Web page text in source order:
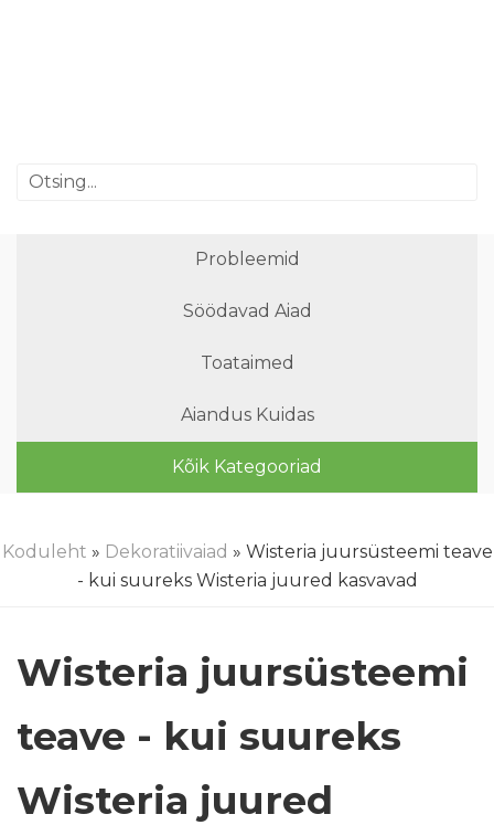
Probleemid
Söödavad Aiad
Toataimed
Aiandus Kuidas
Kõik Kategooriad
Koduleht » Dekoratiivaiad » Wisteria juursüsteemi teave
- kui suureks Wisteria juured kasvavad
Wisteria juursüsteemi
teave - kui suureks
Wisteria juured